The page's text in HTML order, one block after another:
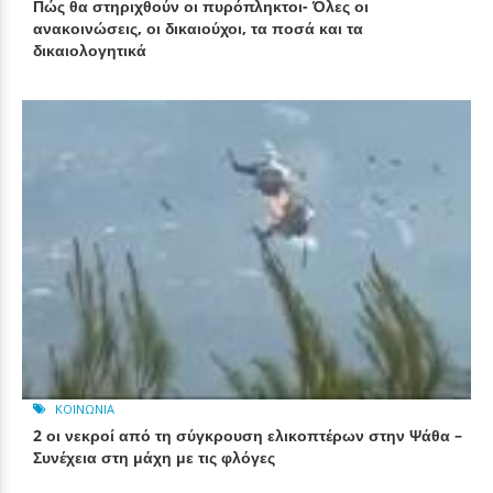
Πώς θα στηριχθούν οι πυρόπληκτοι- Όλες οι
ανακοινώσεις, οι δικαιούχοι, τα ποσά και τα
δικαιολογητικά
ΚΟΙΝΩΝΊΑ
2 οι νεκροί από τη σύγκρουση ελικοπτέρων στην Ψάθα –
Συνέχεια στη μάχη με τις φλόγες